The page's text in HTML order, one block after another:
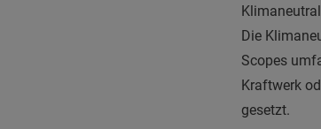
Die
Scopes
Kraftwerk
gesetzt.